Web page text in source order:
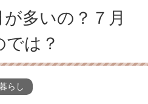
多いの？７月
は？
らし